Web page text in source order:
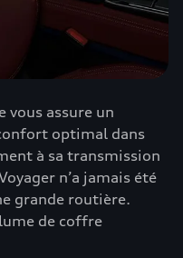
vous assure un
optimal dans
à sa transmission
n’a jamais été
grande routière.
de coffre